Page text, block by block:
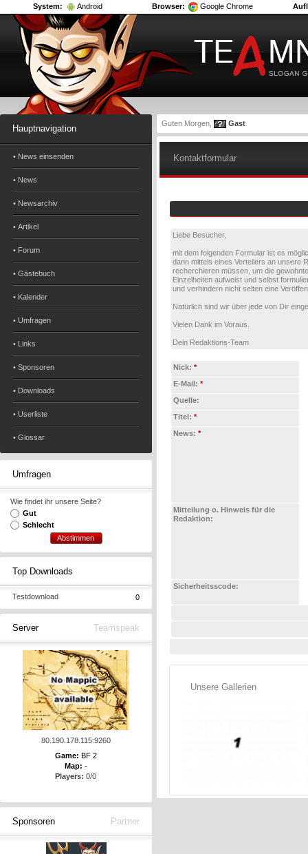
System: Android Browser: Google Chrome
Hauptnavigation
• News einsenden
• News
• Newsarchiv
• Artikel
• Forum
• Gästebuch
• Kalender
• Umfragen
• Links
• Sponsoren
• Downloads
• Userliste
• Glossar
Umfragen
Wie findet ihr unsere Seite?
Gut
Schlecht
Top Downloads
Testdownload 0
Server Teamspeak
80.190.178.115:9260
Game: BF 2
Map: -
Players: 0/0
Sponsoren Partner
Guten Morgen, Gast
Kontaktformular
Liebe Besucher,
mit dem folgenden Formular ist es
dann mittels eines Verteilers an unsere
recherchieren müssen, um die
Einzelheiten aufweist und selbst
und verhindern nicht selten eine
Natürlich sind wir über jede von Dir
Vielen Dank im Voraus.
Dein Redaktions-Team
Nick: *
E-Mail: *
Quelle:
Titel: *
News: *
Mitteilung o. Hinweis für die
Redaktion:
Sicherheitsscode:
Unsere Gallerien